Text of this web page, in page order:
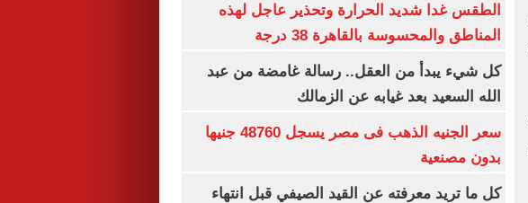
الطقس غدا شديد الحرارة وتحذير عاجل لهذه
المناطق والمحسوسة بالقاهرة 38 درجة
كل شيء يبدأ من العقل.. رسالة غامضة من عبد
الله السعيد بعد غيابه عن الزمالك
سعر الجنيه الذهب فى مصر يسجل 48760 جنيها
بدون مصنعية
كل ما تريد معرفته عن القيد الصيفي قبل انتهاء